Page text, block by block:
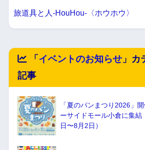
旅道具と人-HouHou-〈ホウホウ〉
「イベントのお知らせ」カ
記事
「夏のパンまつり2026」
ーサイドモール小倉に集結
日〜8月2日）